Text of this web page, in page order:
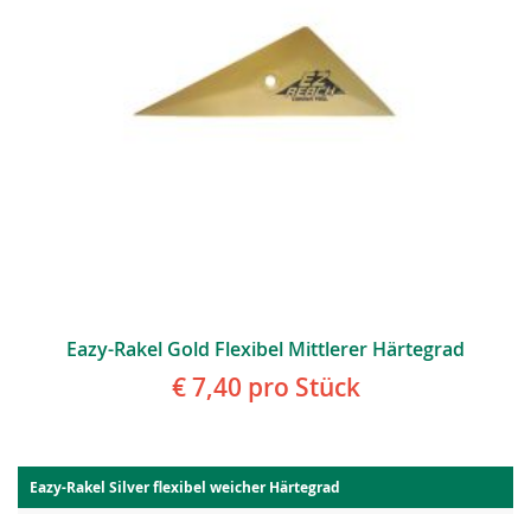
Eazy-Rakel Gold Flexibel Mittlerer Härtegrad
€ 7,40 pro Stück
Eazy-Rakel Silver flexibel weicher Härtegrad